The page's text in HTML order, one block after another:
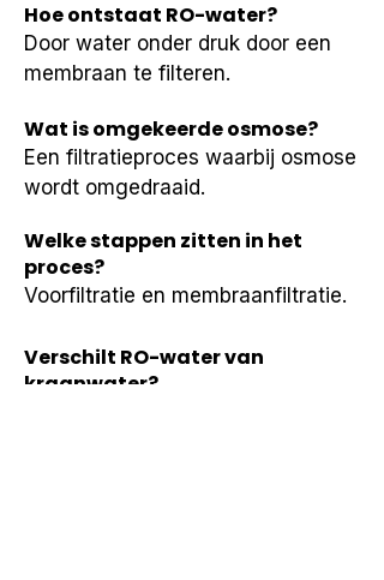
Hoe ontstaat RO-water?
Door water onder druk door een
membraan te filteren.
Wat is omgekeerde osmose?
Een filtratieproces waarbij osmose
wordt omgedraaid.
Welke stappen zitten in het
proces?
Voorfiltratie en membraanfiltratie.
Verschilt RO-water van
kraanwater?